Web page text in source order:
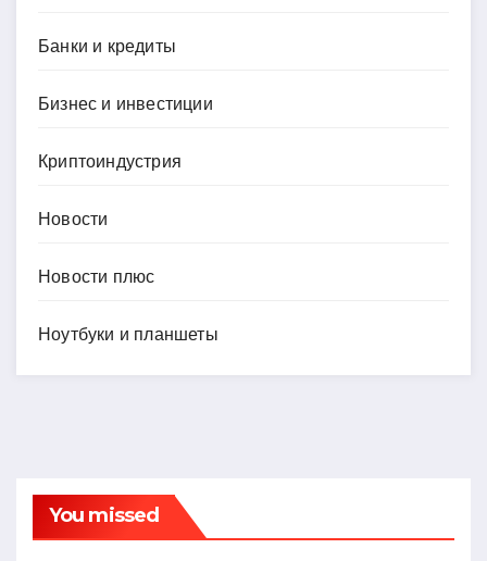
Банки и кредиты
Бизнес и инвестиции
Криптоиндустрия
Новости
Новости плюс
Ноутбуки и планшеты
You missed